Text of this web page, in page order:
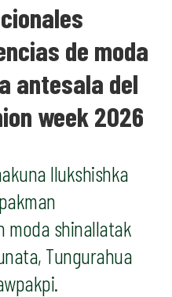
de moda
antesala del
week 2026
llukshishka
moda shinallatak
Tungurahua